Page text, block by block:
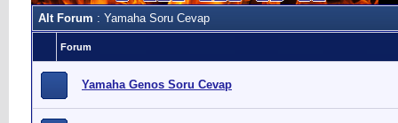
Alt Forum : Yamaha Soru Cevap
Forum
Yamaha Genos Soru Cevap